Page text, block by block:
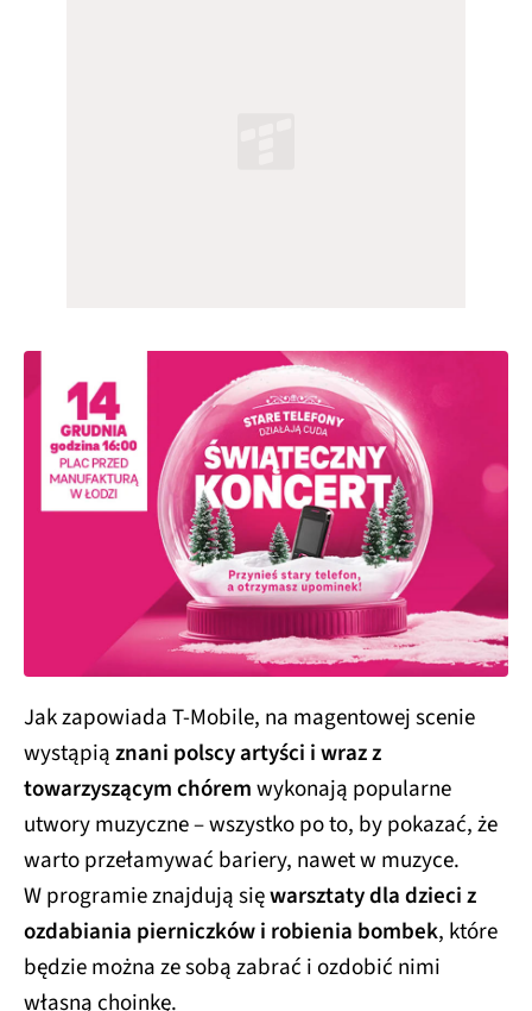
Jak zapowiada T-Mobile, na magentowej scenie
wystąpiąznani polscy artyści i wraz z
towarzyszącym chóremwykonają popularne
utwory muzyczne – wszystko po to, by pokazać, że
warto przełamywać bariery, nawet w muzyce.
W programie znajdują sięwarsztaty dla dzieci z
ozdabiania pierniczków i robienia bombek, które
będzie można ze sobą zabrać i ozdobić nimi
własną choinkę.